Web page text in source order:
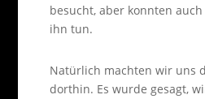
besucht, aber konnten
ihn tun.
Natürlich machten wir uns
dorthin. Es wurde gesagt,